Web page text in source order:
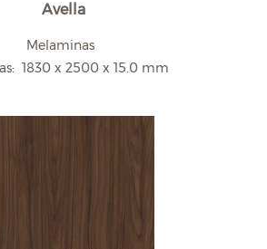
Avella
Melaminas
1830 x 2500 x 15.0 mm